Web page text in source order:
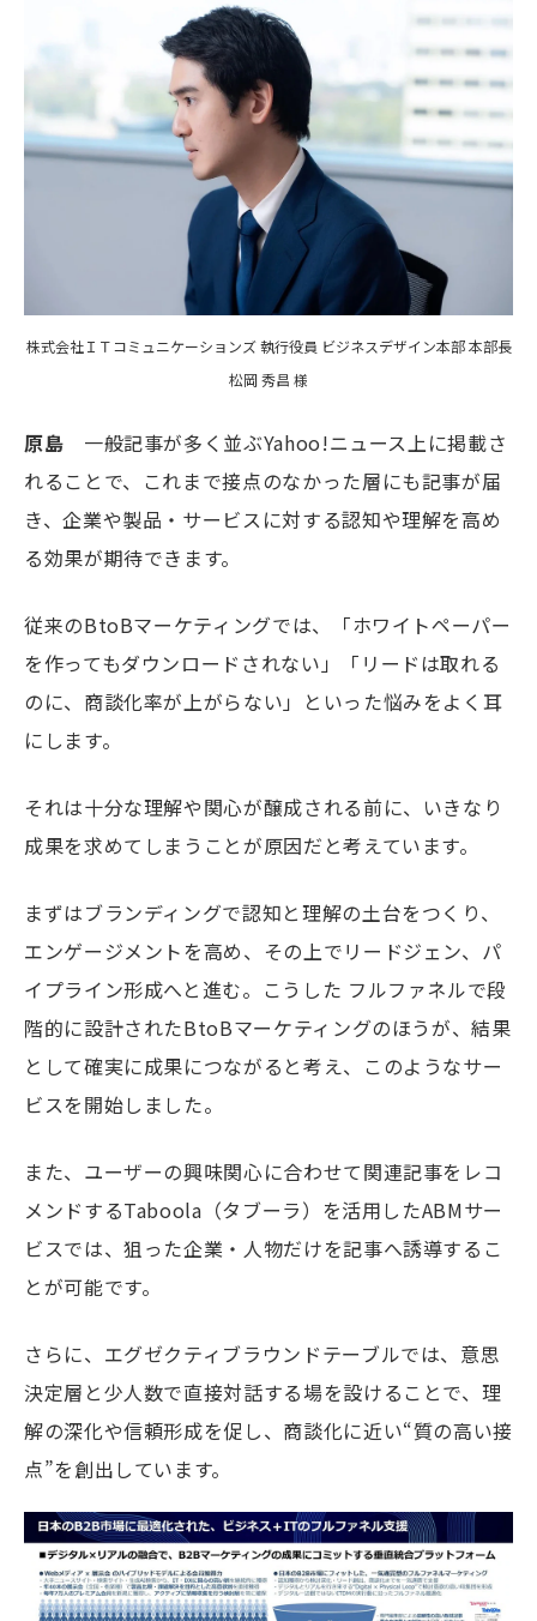
株式会社ＩＴコミュニケーションズ 執行役員 ビジネスデザイン本部 本部長
松岡 秀昌 様
原島 一般記事が多く並ぶYahoo!ニュース上に掲載さ
れることで、これまで接点のなかった層にも記事が届
き、企業や製品・サービスに対する認知や理解を高め
る効果が期待できます。
従来のBtoBマーケティングでは、「ホワイトペーパー
を作ってもダウンロードされない」「リードは取れる
のに、商談化率が上がらない」といった悩みをよく耳
にします。
それは十分な理解や関心が醸成される前に、いきなり
成果を求めてしまうことが原因だと考えています。
まずはブランディングで認知と理解の土台をつくり、
エンゲージメントを高め、その上でリードジェン、パ
イプライン形成へと進む。こうした フルファネルで段
階的に設計されたBtoBマーケティングのほうが、結果
として確実に成果につながると考え、このようなサー
ビスを開始しました。
また、ユーザーの興味関心に合わせて関連記事をレコ
メンドするTaboola（タブーラ）を活用したABMサー
ビスでは、狙った企業・人物だけを記事へ誘導するこ
とが可能です。
さらに、エグゼクティブラウンドテーブルでは、意思
決定層と少人数で直接対話する場を設けることで、理
解の深化や信頼形成を促し、商談化に近い“質の高い接
点”を創出しています。